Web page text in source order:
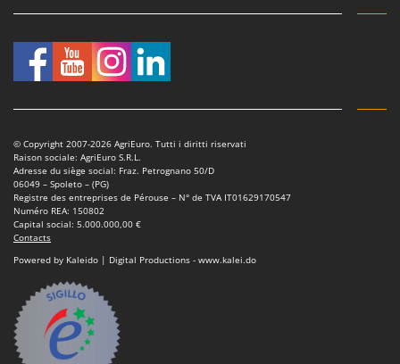
P
Palazzetti
Palumbo Pavi
Partisani
Philips
Pramac
Prismafood
R
R.G.V.
Rato
Reber
Redback
© Copyright 2007-2026 AgriEuro. Tutti i diritti riservati
Raison sociale: AgriEuro S.R.L.
Adresse du siège social: Fraz. Petrognano 50/D
06049 – Spoleto – (PG)
Registre des entreprises de Pérouse – N° de TVA IT01629170547
Numéro REA: 150802
Capital social: 5.000.000,00 €
Contacts
Powered by Kaleido | Digital Productions - www.kalei.do